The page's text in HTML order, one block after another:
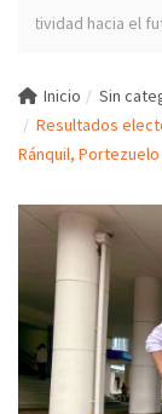
hacia el futuro
Inicio
Sin
Resultados
Ránquil,